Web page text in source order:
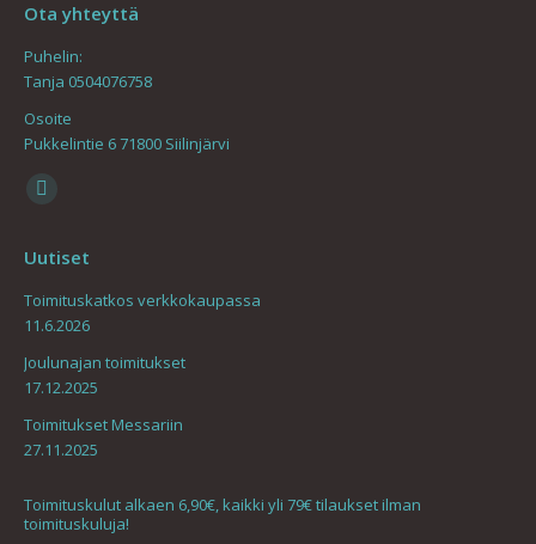
Ota yhteyttä
Puhelin:
Tanja 0504076758
Osoite
Pukkelintie 6 71800 Siilinjärvi
Find us on:
opens
in
new
window
Uutiset
Toimituskatkos verkkokaupassa
11.6.2026
Joulunajan toimitukset
17.12.2025
Toimitukset Messariin
27.11.2025
Toimituskulut alkaen 6,90€, kaikki yli 79€ tilaukset ilman
toimituskuluja!